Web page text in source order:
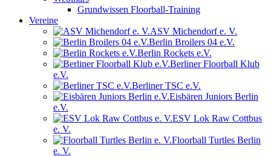
Grundwissen Floorball-Training
Vereine
ASV Michendorf e. V.
Berlin Broilers 04 e.V.
Berlin Rockets e.V.
Berliner Floorball Klub
e.V.
Berliner TSC e.V.
Eisbären Juniors Berlin
e.V.
ESV Lok Raw Cottbus
e. V.
Floorball Turtles Berlin
e. V.